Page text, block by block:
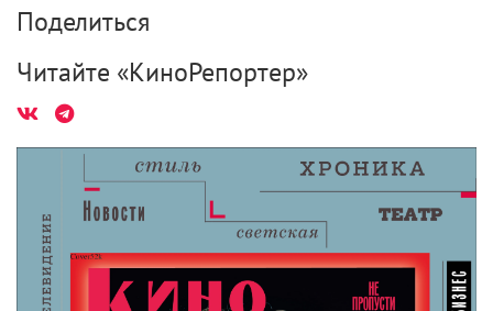
Поделиться
Читайте «КиноРепортер»